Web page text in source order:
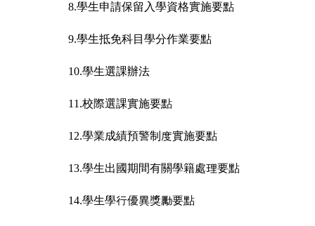
8.學生申請保留入學資格實施要點
9.學生抵免科目學分作業要點
10.學生選課辦法
11.校際選課實施要點
12.學業成績預警制度實施要點
13.學生出國期間有關學籍處理要點
14.學生學行優異獎勵要點